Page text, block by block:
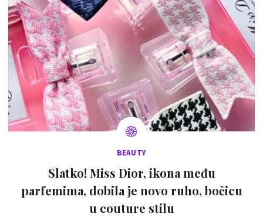
BEAUTY
Slatko! Miss Dior, ikona među
parfemima, dobila je novo ruho, bočicu
u couture stilu